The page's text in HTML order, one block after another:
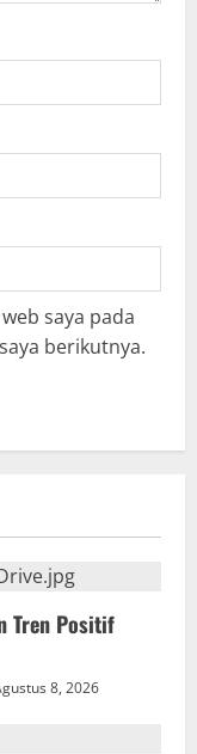
saya pada
berikutnya.
Tren Positif
8, 2026